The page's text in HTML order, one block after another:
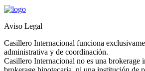
Aviso Legal
Casillero Internacional funciona
administrativa y de coordinación.
Casillero Internacional no es una brokerage